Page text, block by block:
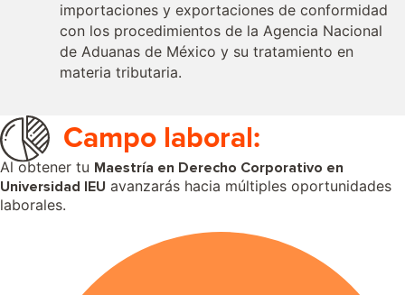
importaciones y exportaciones de conformidad
con los procedimientos de la Agencia Nacional
de Aduanas de México y su tratamiento en
materia tributaria.
Campo laboral:
Al obtener tu Maestría en Derecho Corporativo en
Universidad IEU avanzarás hacia múltiples oportunidades
laborales.